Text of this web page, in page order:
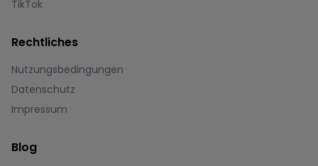
TikTok
Rechtliches
Nutzungsbedingungen
Datenschutz
Impressum
Blog